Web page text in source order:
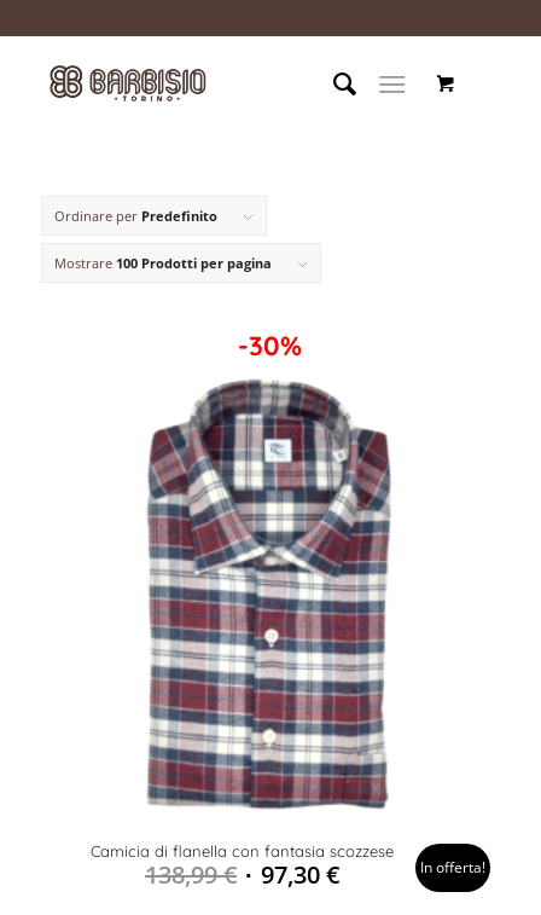
Ordinare per Predefinito
Mostrare 100 Prodotti per pagina
-30%
Camicia di flanella con fantasia scozzese
138,99€ 97,30€ In offerta!